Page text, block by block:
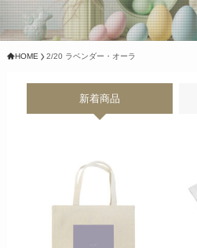
HOME 2/20 ラベンダー・オーラ
新着商品